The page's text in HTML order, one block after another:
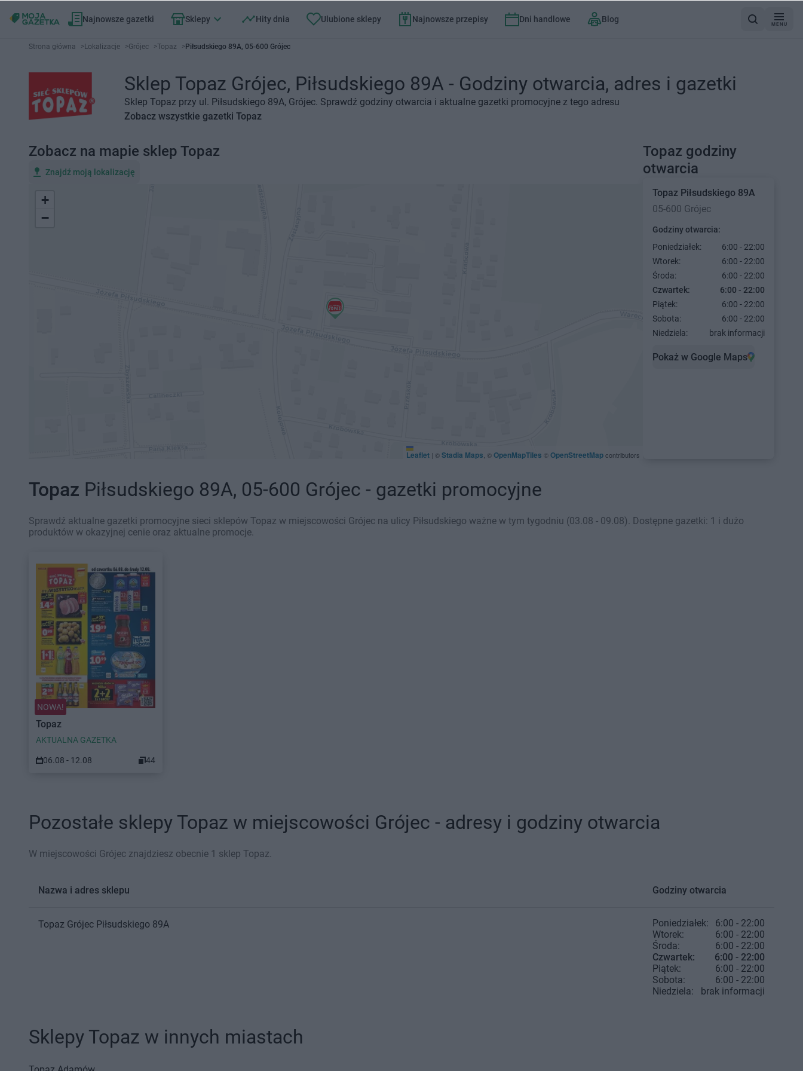
Najnowsze gazetki Sklepy Hity dnia Ulubione sklepy Najnowsze przepisy Dni handlowe Blog
MENU
Strona główna >Lokalizacje >Grójec >Topaz >Piłsudskiego 89A, 05-600 Grójec
Sklep Topaz Grójec, Piłsudskiego 89A - Godziny otwarcia, adres i gazetki
Sklep Topaz przy ul. Piłsudskiego 89A, Grójec. Sprawdź godziny otwarcia i aktualne gazetki promocyjne z tego adresu
Zobacz wszystkie gazetki Topaz
Topaz godziny
otwarcia
Topaz Piłsudskiego 89A
05-600 Grójec
Godziny otwarcia:
Poniedziałek:
6:00 - 22:00
Wtorek:
6:00 - 22:00
Środa:
6:00 - 22:00
Czwartek:
6:00 - 22:00
Piątek:
6:00 - 22:00
Sobota:
6:00 - 22:00
Niedziela:
brak informacji
Pokaż w Google Maps
Zobacz na mapie sklep Topaz
Znajdź moją lokalizację
+
−
Leaflet | ©Stadia Maps , ©OpenMapTiles ©OpenStreetMapcontributors
Topaz Piłsudskiego 89A, 05-600 Grójec - gazetki promocyjne
Sprawdź aktualne gazetki promocyjne sieci sklepów Topaz w miejscowości Grójec na ulicy Piłsudskiego ważne w tym tygodniu (03.08 - 09.08). Dostępne gazetki: 1 i dużo
produktów w okazyjnej cenie oraz aktualne promocje.
NOWA!
Topaz
AKTUALNA GAZETKA
06.08 - 12.08 44
Pozostałe sklepy Topaz w miejscowości Grójec - adresy i godziny otwarcia
W miejscowości Grójec znajdziesz obecnie 1 sklep Topaz.
Nazwa i adres sklepu Godziny otwarcia
Topaz Grójec Piłsudskiego 89A Poniedziałek:
6:00 - 22:00
Wtorek:
6:00 - 22:00
Środa:
6:00 - 22:00
Czwartek:
6:00 - 22:00
Piątek:
6:00 - 22:00
Sobota:
6:00 - 22:00
Niedziela:
brak informacji
Sklepy Topaz w innych miastach